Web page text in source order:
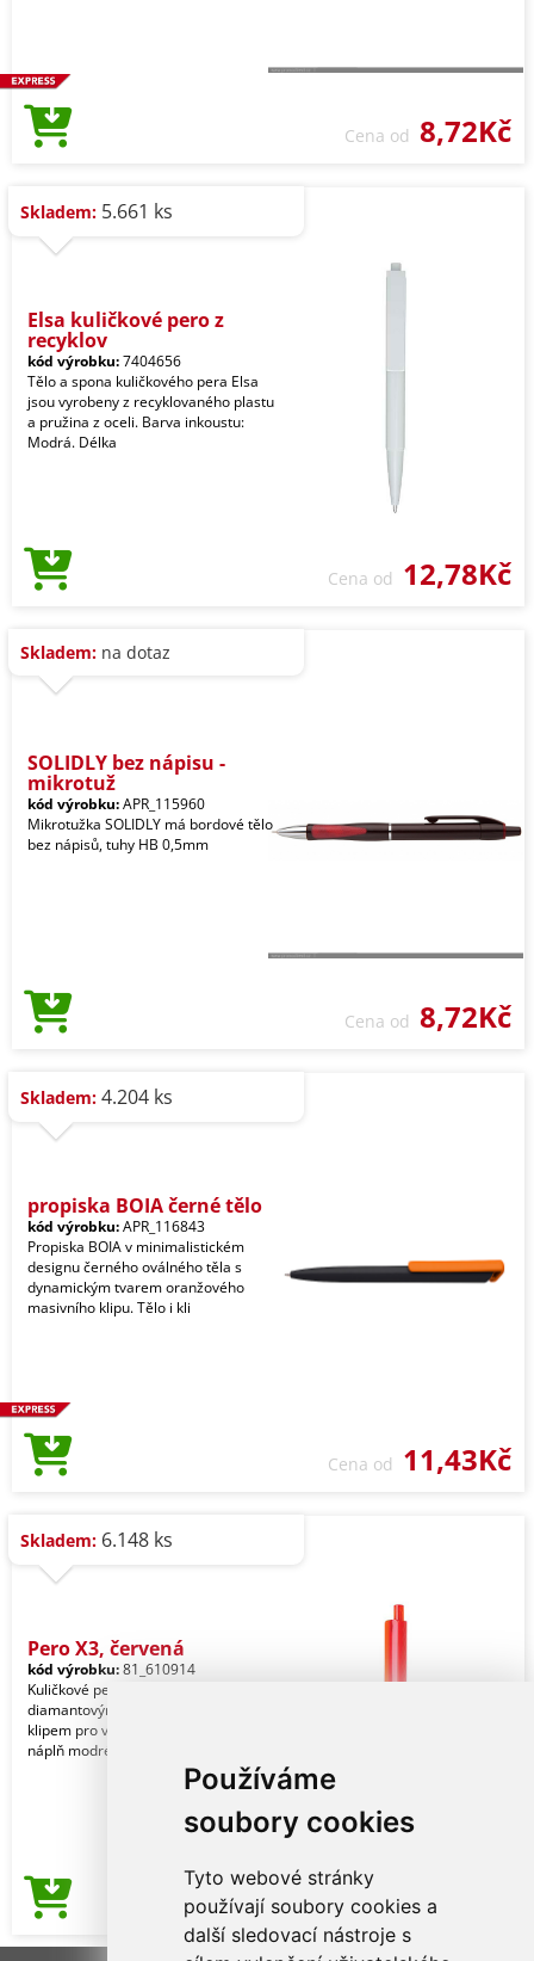
Používáme
soubory cookies
Tyto webové stránky
používají soubory cookies a
další sledovací nástroje s
Cena od 8,72Kč
Skladem: 5.661 ks
Elsa kuličkové pero z
recyklov
kód výrobku:7404656
Tělo a spona kuličkového pera Elsa
jsou vyrobeny z recyklovaného plastu
a pružina z oceli. Barva inkoustu:
Modrá. Délka
Cena od 12,78Kč
Skladem: na dotaz
SOLIDLY bez nápisu -
mikrotuž
kód výrobku:APR_115960
Mikrotužka SOLIDLY má bordové tělo
bez nápisů, tuhy HB 0,5mm
Cena od 8,72Kč
Skladem: 4.204 ks
propiska BOIA černé tělo
kód výrobku:APR_116843
Propiska BOIA v minimalistickém
designu černého oválného těla s
dynamickým tvarem oranžového
masivního klipu. Tělo i kli
Cena od 11,43Kč
Skladem: 6.148 ks
Pero X3, červená
kód výrobku:81_610914
Kuličkové pero s jedinečným
diamantovým vzorem a prostorným
klipem pro vaše sdělení. Obsahuje
náplň modrého německého in
Cena od10,08Kč